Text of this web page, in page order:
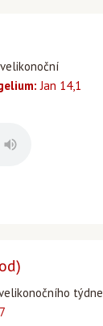
Jan 14,1
týdne